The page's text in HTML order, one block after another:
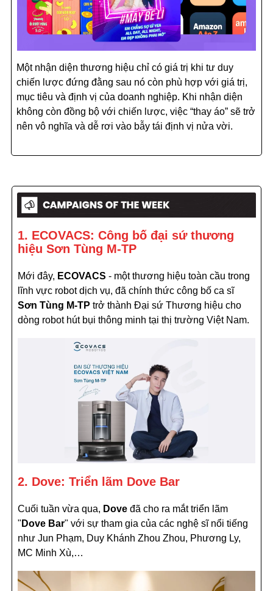
Một nhận diện thương hiệu chỉ có giá trị khi tư duy
chiến lược đứng đằng sau nó còn phù hợp với giá trị,
mục tiêu và định vị của doanh nghiệp. Khi nhận diện
không còn đồng bộ với chiến lược, việc “thay áo” sẽ trở
nên vô nghĩa và dễ rơi vào bẫy tái định vị nửa vời.
1. ECOVACS: Công bố đại sứ thương
hiệu Sơn Tùng M-TP
Mới đây, ECOVACS - một thương hiệu toàn cầu trong
lĩnh vực robot dịch vụ, đã chính thức công bố ca sĩ
Sơn Tùng M-TP trở thành Đại sứ Thương hiệu cho
dòng robot hút bụi thông minh tại thị trường Việt Nam.
2. Dove: Triển lãm Dove Bar
Cuối tuần vừa qua, Dove đã cho ra mắt triển lãm
" Dove Bar" với sự tham gia của các nghệ sĩ nổi tiếng
như Jun Phạm, Duy Khánh Zhou Zhou, Phương Ly,
MC Minh Xù,…